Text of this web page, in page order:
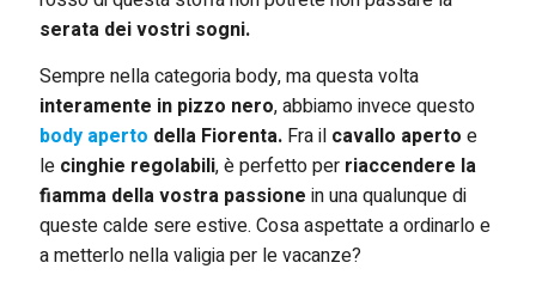
serata dei vostri sogni.
Sempre nella categoria body, ma questa volta
interamente in pizzo nero, abbiamo invece questo
body aperto della Fiorenta.Fra il cavallo aperto e
le cinghie regolabili, è perfetto per riaccendere la
fiamma della vostra passione in una qualunque di
queste calde sere estive. Cosa aspettate a ordinarlo e
a metterlo nella valigia per le vacanze?